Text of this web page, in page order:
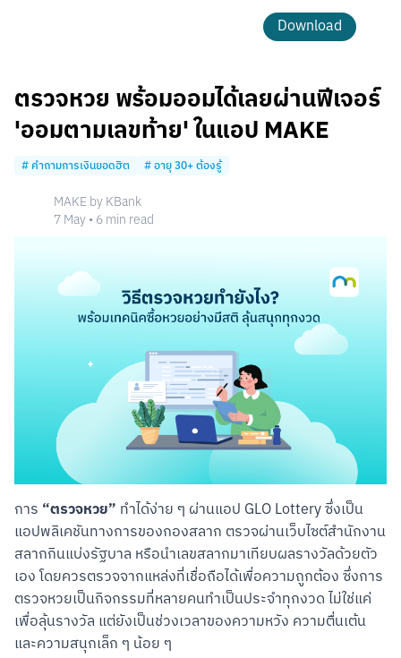
Download
ตรวจหวย พร้อมออมได้เลยผ่านฟีเจอร์
'ออมตามเลขท้าย' ในแอป MAKE
#คำถามการเงินยอดฮิต #อายุ 30+ ต้องรู้
MAKE by KBank
7 May• 6min read
การ “ตรวจหวย” ทำได้ง่าย ๆ ผ่านแอป GLO Lottery ซึ่งเป็น
แอปพลิเคชันทางการของกองสลาก ตรวจผ่านเว็บไซต์สำนักงาน
สลากกินแบ่งรัฐบาล หรือนำเลขสลากมาเทียบผลรางวัลด้วยตัว
เอง โดยควรตรวจจากแหล่งที่เชื่อถือได้เพื่อความถูกต้อง ซึ่งการ
ตรวจหวยเป็นกิจกรรมที่หลายคนทำเป็นประจำทุกงวด ไม่ใช่แค่
เพื่อลุ้นรางวัล แต่ยังเป็นช่วงเวลาของความหวัง ความตื่นเต้น
และความสนุกเล็ก ๆ น้อย ๆ